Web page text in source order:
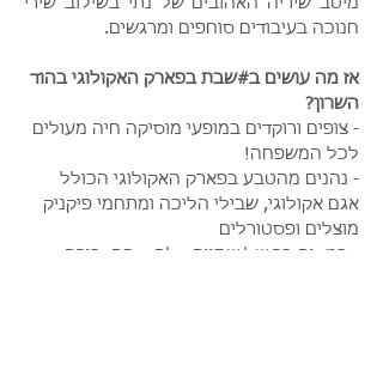
חנוכה בעיבודים סוחפים ומרגשים.
אז מה עושים ב#שבת בפארק האקולוגי בהוד
השרון?
- צופים ורוקדים במופעי מוסיקה חיה מעולים
לכל המשפחה!
- נהנים מהטבע בפארק האקולוגי הכולל
אגם אקולוגי, שבילי הליכה ומתחמי פיקניק
מוצלים ופסטורלים
- במקום בר של שתייה קלה, קפה, בירה